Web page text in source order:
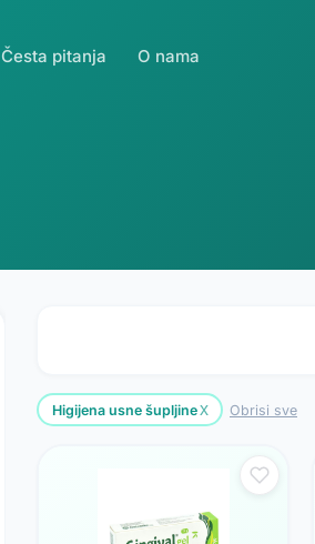
Česta pitanja O nama
Higijena usne šupljinex Obrisi sve